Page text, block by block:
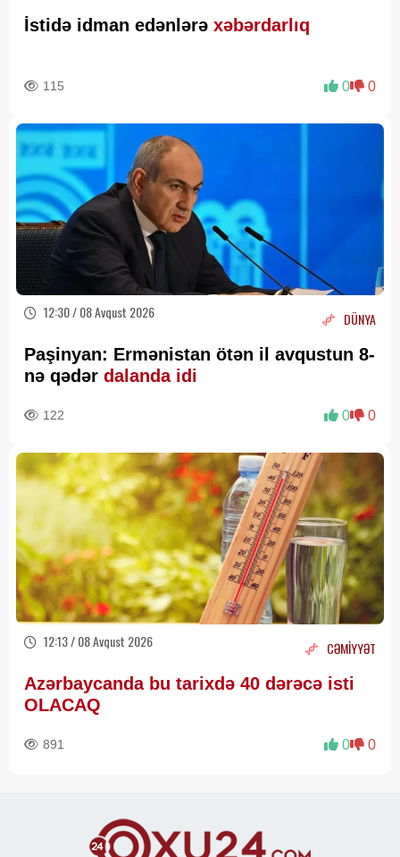
İstidə idman edənlərə xəbərdarlıq
115 0 0
12:30 / 08 Avqust 2026 DÜNYA
Paşinyan: Ermənistan ötən il avqustun 8-
nə qədər dalanda idi
122 0 0
12:13 / 08 Avqust 2026 CƏMİYYƏT
Azərbaycanda bu tarixdə 40 dərəcə isti
OLACAQ
891 0 0